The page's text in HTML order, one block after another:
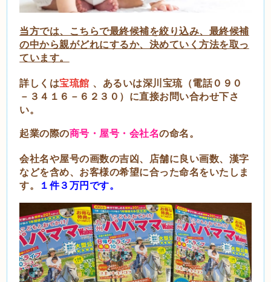
当方では、こちらで最終候補を絞り込み、最終候補
の中から親がどれにするか、決めていく方法を取っ
ています。
詳しくは宝琉館 、あるいは深川宝琉（電話０９０
－３４１６－６２３０）に直接お問い合わせ下さ
い。
起業の際の商号・屋号・会社名の命名。
会社名や屋号の画数の吉凶、店舗に良い画数、漢字
などを含め、お客様の希望に合った命名をいたしま
す。
１件３万円です。